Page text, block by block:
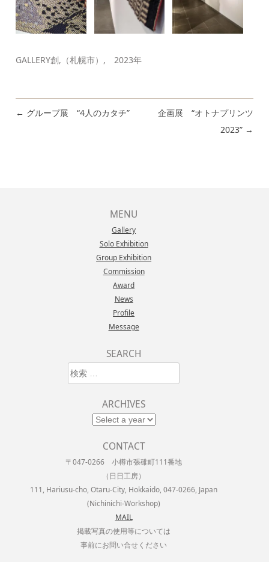
GALLERY創,（札幌市）, 2023年
投稿ナビゲーション
← グループ展 “4人のカタチ”
企画展 “オトナプリンツ
2023” →
MENU
Gallery
Solo Exhibition
Group Exhibition
Commission
Award
News
Profile
Message
SEARCH
検索
ARCHIVES
CONTACT
〒047-0266 小樽市張碓町111番地
（日日工房）
111, Hariusu-cho, Otaru-City, Hokkaido, 047-0266, Japan
(Nichinichi-Workshop)
MAIL
掲載写真の使用等については
事前にお問い合せください